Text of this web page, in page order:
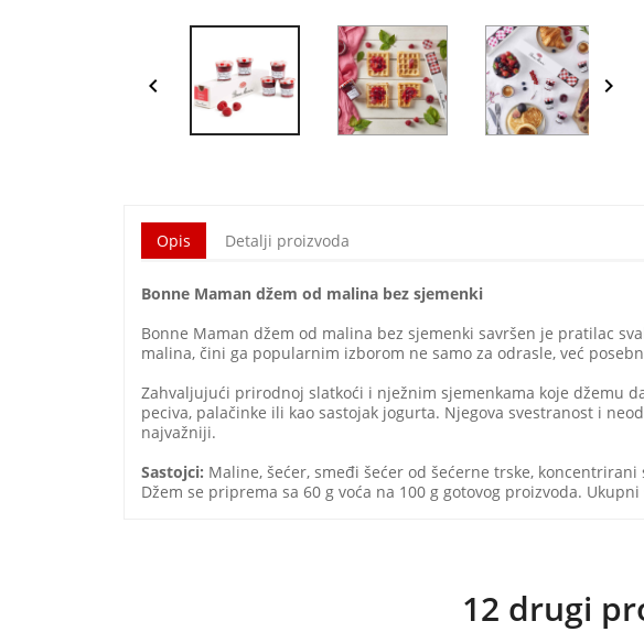
 
Opis Detalji proizvoda
Bonne Maman džem od malina bez sjemenki
Bonne Maman džem od malina bez sjemenki savršen je pratilac
malina, čini ga popularnim izborom ne samo za odrasle, već
Zahvaljujući prirodnoj slatkoći i nježnim sjemenkama koje džemu
peciva, palačinke ili kao sastojak jogurta. Njegova svestranost i
najvažniji.
Sastojci: Maline, šećer, smeđi šećer od šećerne trske,
Džem se priprema sa 60 g voća na 100 g gotovog proizvoda.
12 drugi